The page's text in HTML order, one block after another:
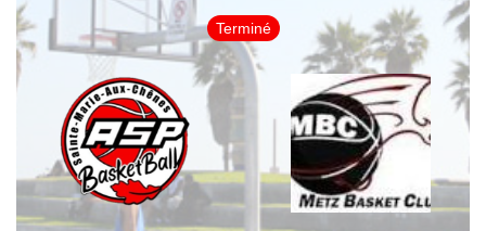
Terminé